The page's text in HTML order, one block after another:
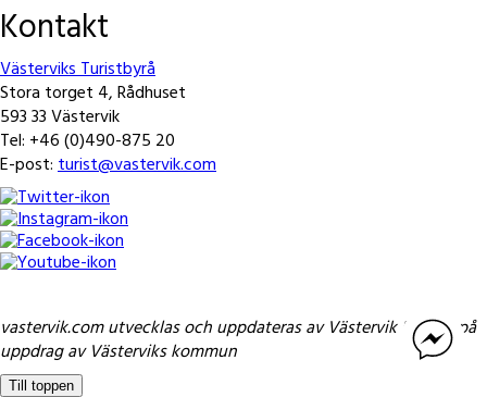
Kontakt
Västerviks Turistbyrå
Stora torget 4, Rådhuset
593 33 Västervik
Tel: +46 (0)490-875 20
E-post:turist@vastervik.com
vastervik.com utvecklas och uppdateras av Västervik Framåt på
uppdrag av Västerviks kommun
Till toppen